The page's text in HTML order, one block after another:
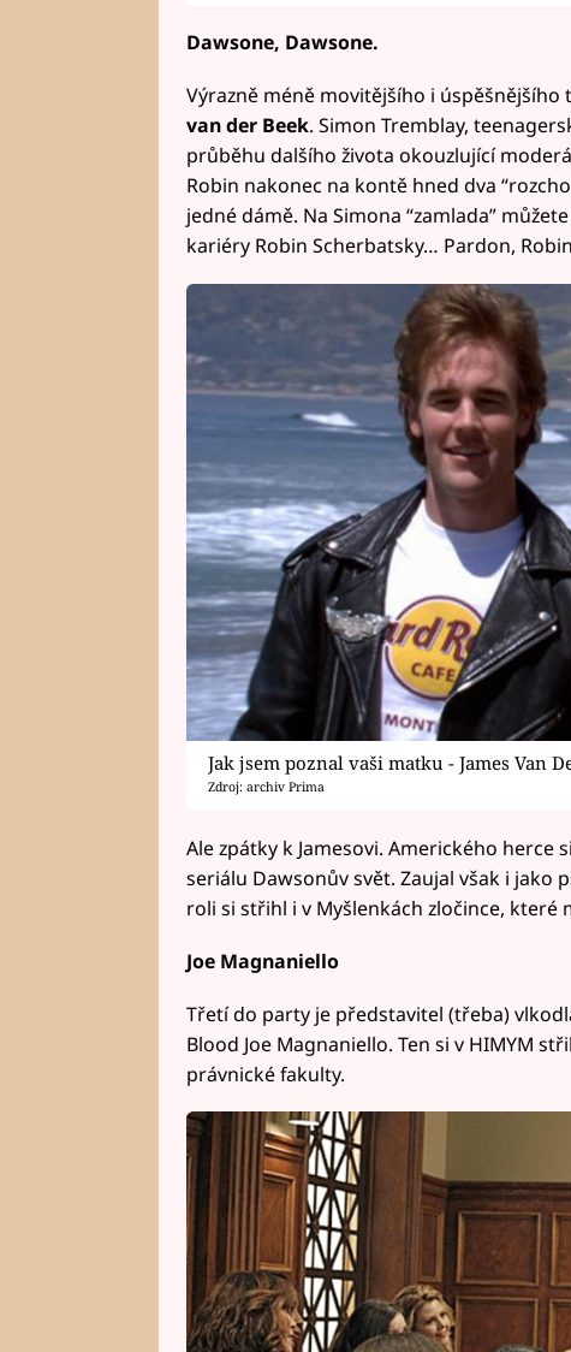
Dawsone, Dawsone.
Výrazně méně movitějšího i
van der Beek. Simon Tremblay,
průběhu dalšího života okouzlující
Robin nakonec na kontě hned dva
jedné dámě. Na Simona “zamlada”
kariéry Robin Scherbatsky… Pardon,
Jak jsem poznal vaši matku - James Van
Zdroj: archiv Prima
Ale zpátky k Jamesovi. Amerického
seriálu Dawsonův svět. Zaujal však i jako
roli si střihl i v Myšlenkách zločince, které
Joe Magnaniello
Třetí do party je představitel (třeba)
Blood Joe Magnaniello. Ten si v HIMYM
právnické fakulty.